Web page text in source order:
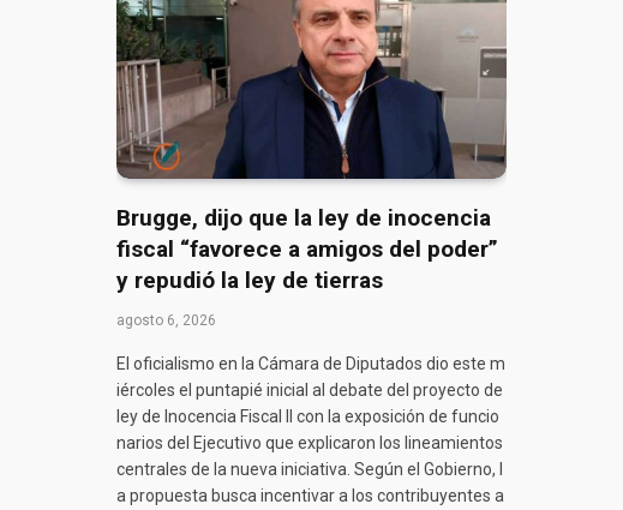
Brugge, dijo que la ley de inocencia
fiscal “favorece a amigos del poder”
y repudió la ley de tierras
agosto 6, 2026
El oficialismo en la Cámara de Diputados dio este m
iércoles el puntapié inicial al debate del proyecto de
ley de Inocencia Fiscal II con la exposición de funcio
narios del Ejecutivo que explicaron los lineamientos
centrales de la nueva iniciativa. Según el Gobierno, l
a propuesta busca incentivar a los contribuyentes a